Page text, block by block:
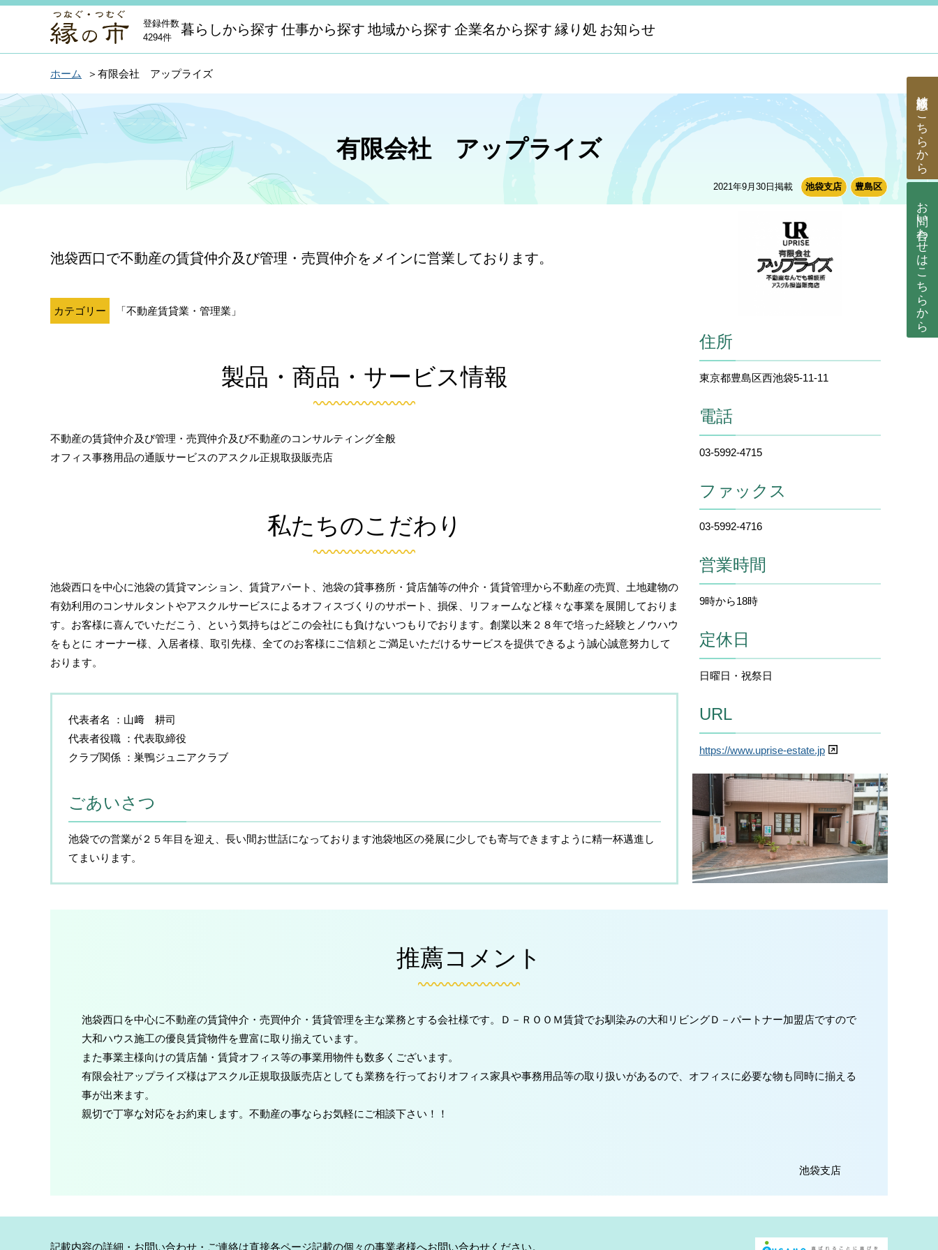
登録件数
4294件
暮らしから探す 仕事から探す 地域から探す 企業名から探す 縁り処 お知らせ
ホーム 有限会社 アップライズ
2021年9月30日掲載 池袋支店 豊島区
有限会社 アップライズ
住所
東京都豊島区西池袋5-11-11
電話
03-5992-4715
ファックス
03-5992-4716
営業時間
9時から18時
定休日
日曜日・祝祭日
URL
https://www.uprise-estate.jp
池袋西口で不動産の賃貸仲介及び管理・売買仲介をメインに営業しております。
カテゴリー 「不動産賃貸業・管理業」
製品・商品・サービス情報
不動産の賃貸仲介及び管理・売買仲介及び不動産のコンサルティング全般
オフィス事務用品の通販サービスのアスクル正規取扱販売店
私たちのこだわり
池袋西口を中心に池袋の賃貸マンション、賃貸アパート、池袋の貸事務所・貸店舗等の仲介・賃貸管理から不動産の売買、土地建物の
有効利用のコンサルタントやアスクルサービスによるオフィスづくりのサポート、損保、リフォームなど様々な事業を展開しておりま
す。お客様に喜んでいただこう、という気持ちはどこの会社にも負けないつもりでおります。創業以来２８年で培った経験とノウハウ
をもとに オーナー様、入居者様、取引先様、全てのお客様にご信頼とご満足いただけるサービスを提供できるよう誠心誠意努力して
おります。
代表者名
山﨑 耕司
代表者役職
代表取締役
クラブ関係
巣鴨ジュニアクラブ
ごあいさつ
池袋での営業が２５年目を迎え、長い間お世話になっております池袋地区の発展に少しでも寄与できますように精一杯邁進し
てまいります。
推薦コメント
池袋西口を中心に不動産の賃貸仲介・売買仲介・賃貸管理を主な業務とする会社様です。Ｄ－ＲＯＯＭ賃貸でお馴染みの大和リビングＤ－パートナー加盟店ですので
大和ハウス施工の優良賃貸物件を豊富に取り揃えています。
また事業主様向けの賃店舗・賃貸オフィス等の事業用物件も数多くございます。
有限会社アップライズ様はアスクル正規取扱販売店としても業務を行っておりオフィス家具や事務用品等の取り扱いがあるので、オフィスに必要な物も同時に揃える
事が出来ます。
親切で丁寧な対応をお約束します。不動産の事ならお気軽にご相談下さい！！
池袋支店
はこちらから
お問い合わせ
はこちらから
記載内容の詳細・お問い合わせ・ご連絡は直接各ページ記載の個々の事業者様へお問い合わせください。